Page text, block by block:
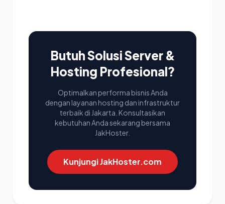
Butuh Solusi Server &
Hosting Profesional?
Optimalkan performa bisnis Anda
dengan layanan hosting dan infrastruktur
terbaik di Jakarta. Konsultasikan
kebutuhan Anda sekarang bersama
JakHoster.
Kunjungi JakHoster.com